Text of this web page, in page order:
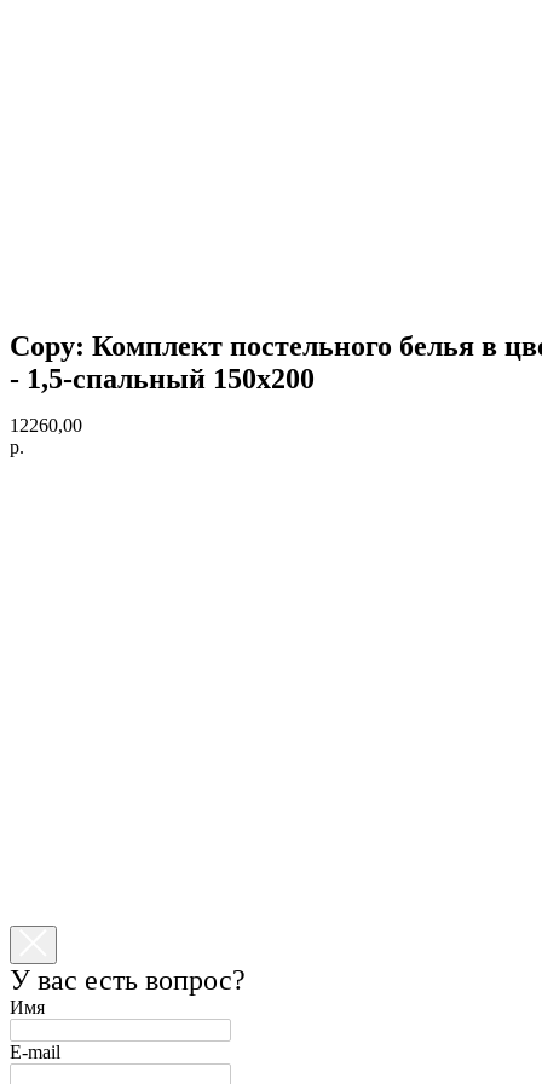
Copy: Комплект постельного белья в
- 1,5-спальный 150х200
12260,00
р.
У вас есть вопрос?
Имя
E-mail